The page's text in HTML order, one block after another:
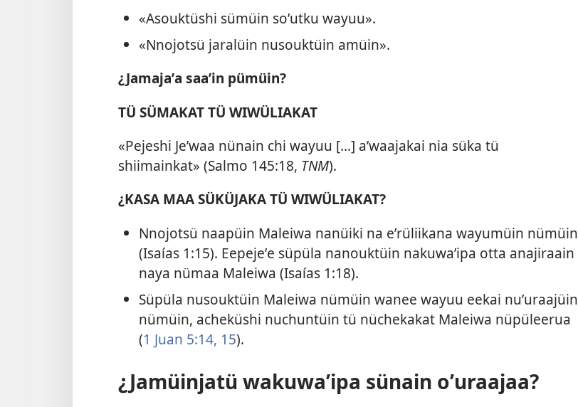
«Asouktüshi sümüin soʼutku wayuu».
«Nnojotsü jaralüin nusouktüin amüin».
¿Jamajaʼa saaʼin pümüin?
TÜ SÜMAKAT TÜ WIWÜLIAKAT
«Pejeshi Jeʼwaa nünain chi wayuu [...] aʼwaajakai nia süka tü
shiimainkat» (Salmo 145:18, TNM).
¿KASA MAA SÜKÜJAKA TÜ WIWÜLIAKAT?
Nnojotsü naapüin Maleiwa nanüiki na eʼrüliikana wayumüin nümüin
(Isaías 1:15). Eepejeʼe süpüla nanouktüin nakuwaʼipa otta anajiraain
naya nümaa Maleiwa (Isaías 1:18).
Süpüla nusouktüin Maleiwa nümüin wanee wayuu eekai nuʼuraajüin
nümüin, acheküshi nuchuntüin tü nüchekakat Maleiwa nüpüleerua
(1 Juan 5:14, 15).
¿Jamüinjatü wakuwaʼipa sünain oʼuraajaa?